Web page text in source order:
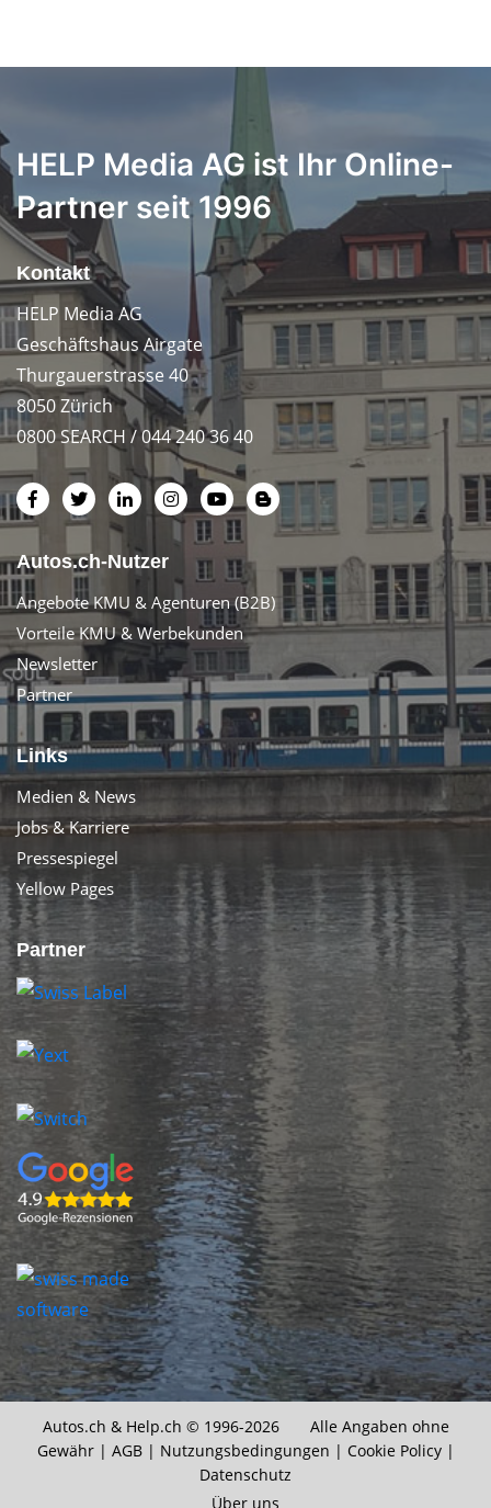
HELP Media AG ist Ihr Online-
Partner seit 1996
Kontakt
HELP Media AG
Geschäftshaus Airgate
Thurgauerstrasse 40
8050 Zürich
0800 SEARCH / 044 240 36 40
Autos.ch-Nutzer
Angebote KMU & Agenturen (B2B)
Vorteile KMU & Werbekunden
Newsletter
Partner
Links
Medien & News
Jobs & Karriere
Pressespiegel
Yellow Pages
Partner
Autos.ch & Help.ch © 1996-2026 Alle Angaben ohne
Gewähr | AGB| Nutzungsbedingungen | Cookie Policy|
Datenschutz
Über uns